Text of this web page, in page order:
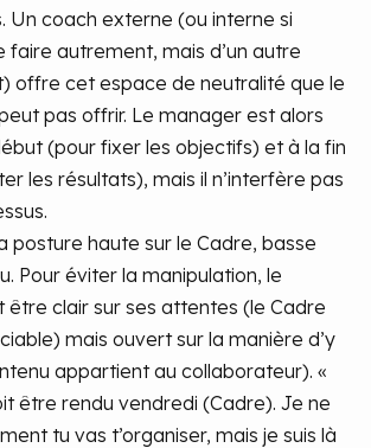
Un coach externe (ou interne si
faire autrement, mais d’un autre
offre cet espace de neutralité que le
pas offrir. Le manager est alors
(pour fixer les objectifs) et à la fin
les résultats), mais il n’interfère pas
posture haute sur le Cadre, basse
Pour éviter la manipulation, le
être clair sur ses attentes (le Cadre
mais ouvert sur la manière d’y
appartient au collaborateur). «
être rendu vendredi (Cadre). Je ne
tu vas t’organiser, mais je suis là